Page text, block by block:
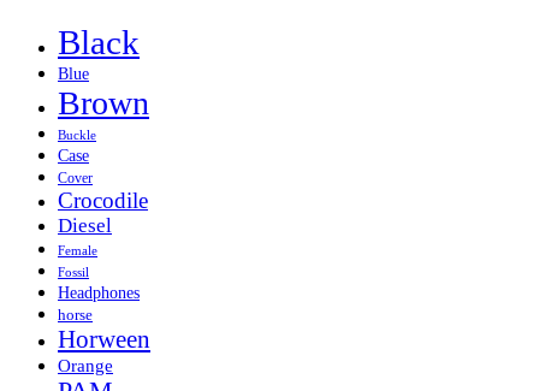
Black
Blue
Brown
Buckle
Case
Cover
Crocodile
Diesel
Female
Fossil
Headphones
horse
Horween
Orange